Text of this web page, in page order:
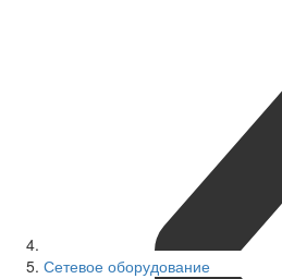
Сетевое оборудование